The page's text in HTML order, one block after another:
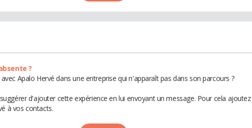
?
Apalo Hervé dans une entreprise qui n'apparaît pas dans son parcours ?
d'ajouter cette expérience en lui envoyant un message. Pour cela ajoutez
à vos contacts.